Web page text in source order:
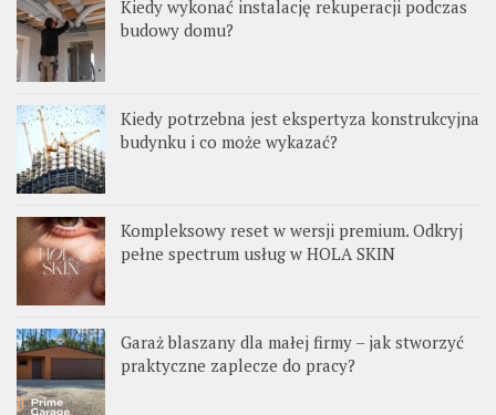
Kiedy wykonać instalację rekuperacji podczas
budowy domu?
Kiedy potrzebna jest ekspertyza konstrukcyjna
budynku i co może wykazać?
Kompleksowy reset w wersji premium. Odkryj
pełne spectrum usług w HOLA SKIN
Garaż blaszany dla małej firmy – jak stworzyć
praktyczne zaplecze do pracy?